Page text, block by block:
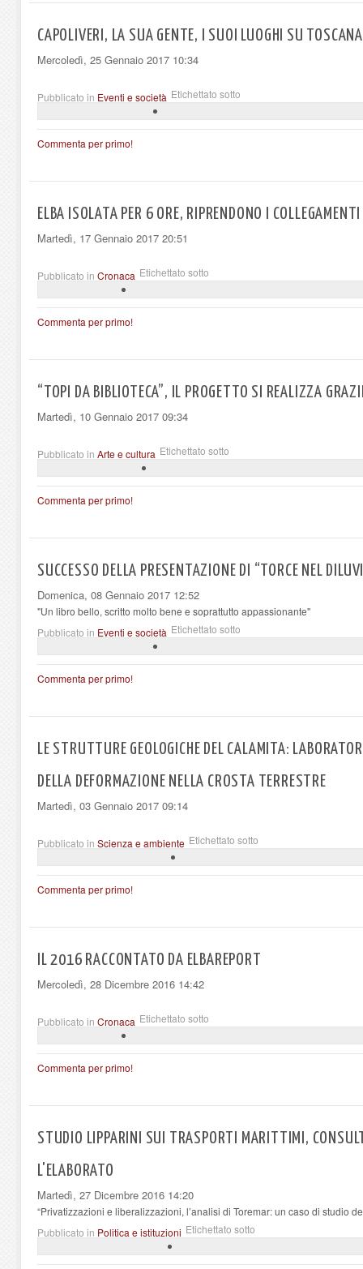
CAPOLIVERI, LA SUA GENTE, I SUOI LUOGHI SU
Mercoledì, 25 Gennaio 2017 10:34
Pubblicato in Eventi e società Etichettato sotto
Commenta per primo!
ELBA ISOLATA PER 6 ORE, RIPRENDONO I COLLEGAMENTI
Martedì, 17 Gennaio 2017 20:51
Pubblicato in Cronaca Etichettato sotto
Commenta per primo!
“TOPI DA BIBLIOTECA”, IL PROGETTO SI REALIZZA
Martedì, 10 Gennaio 2017 09:34
Pubblicato in Arte e cultura Etichettato sotto
Commenta per primo!
SUCCESSO DELLA PRESENTAZIONE DI “TORCE NEL
Domenica, 08 Gennaio 2017 12:52
"Un libro bello, scritto molto bene e soprattutto appassionante"
Pubblicato in Eventi e società Etichettato sotto
Commenta per primo!
LE STRUTTURE GEOLOGICHE DEL CALAMITA:
DELLA DEFORMAZIONE NELLA CROSTA TERRESTRE
Martedì, 03 Gennaio 2017 09:14
Pubblicato in Scienza e ambiente Etichettato sotto
Commenta per primo!
IL 2016 RACCONTATO DA ELBAREPORT
Mercoledì, 28 Dicembre 2016 14:42
Pubblicato in Cronaca Etichettato sotto
Commenta per primo!
STUDIO LIPPARINI SUI TRASPORTI MARITTIMI,
L'ELABORATO
Martedì, 27 Dicembre 2016 14:20
“Privatizzazioni e liberalizzazioni, l’analisi di Toremar: un caso di studio
Pubblicato in Politica e istituzioni Etichettato sotto